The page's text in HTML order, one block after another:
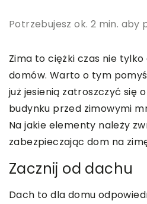
Potrzebujesz ok. 2 min.
Zima to ciężki czas nie tylko
domów. Warto o tym
już jesienią zatroszczyć się
budynku przed zimowymi
Na jakie elementy należy
zabezpieczając dom na
Zacznij od dachu
Dach to dla domu